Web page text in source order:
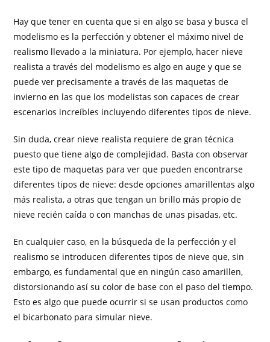
Hay que tener en cuenta que si en algo se basa y busca el
modelismo es la perfección y obtener el máximo nivel de
realismo llevado a la miniatura. Por ejemplo, hacer nieve
realista a través del modelismo es algo en auge y que se
puede ver precisamente a través de las maquetas de
invierno en las que los modelistas son capaces de crear
escenarios increíbles incluyendo diferentes tipos de nieve.
Sin duda, crear nieve realista requiere de gran técnica
puesto que tiene algo de complejidad. Basta con observar
este tipo de maquetas para ver que pueden encontrarse
diferentes tipos de nieve: desde opciones amarillentas algo
más realista, a otras que tengan un brillo más propio de
nieve recién caída o con manchas de unas pisadas, etc.
En cualquier caso, en la búsqueda de la perfección y el
realismo se introducen diferentes tipos de nieve que, sin
embargo, es fundamental que en ningún caso amarillen,
distorsionando así su color de base con el paso del tiempo.
Esto es algo que puede ocurrir si se usan productos como
el bicarbonato para simular nieve.